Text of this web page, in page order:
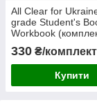
All Clear for
grade Student's
Workbook
330 ₴/комплект
Купити